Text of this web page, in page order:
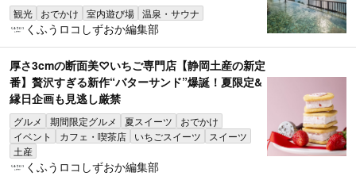
観光 おでかけ 室内遊び場 温泉・サウナ
くふうロコしずおか編集部
厚さ3cmの断面美♡いちご専門店【静岡土産の新定
番】贅沢すぎる新作“バターサンド”爆誕！夏限定&
縁日企画も見逃し厳禁
グルメ 期間限定グルメ 夏スイーツ
おでかけ
イベント
カフェ・喫茶店 いちごスイーツ
スイーツ
土産
くふうロコしずおか編集部